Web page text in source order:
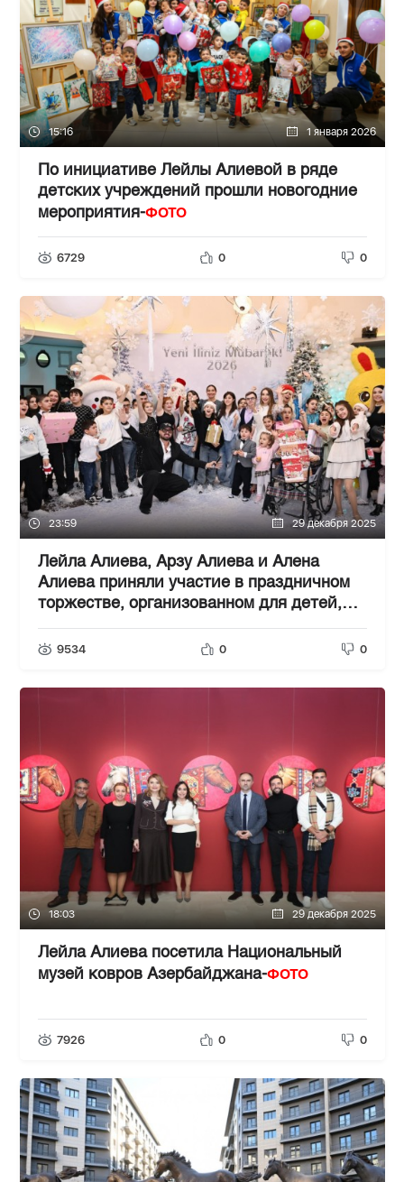
15:16 1 января 2026
По инициативе Лейлы Алиевой в ряде
детских учреждений прошли новогодние
мероприятия-ФОТО
6729 0 0
23:59 29 декабря 2025
Лейла Алиева, Арзу Алиева и Алена
Алиева приняли участие в праздничном
торжестве, организованном для детей,
нуждающихся в особой заботе
9534 0 0
18:03 29 декабря 2025
Лейла Алиева посетила Национальный
музей ковров Азербайджана-ФОТО
7926 0 0